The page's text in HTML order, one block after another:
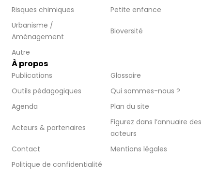
Risques chimiques
Petite enfance
Urbanisme /
Aménagement
Bioversité
Autre
À propos
Publications
Glossaire
Outils pédagogiques
Qui sommes-nous ?
Agenda
Plan du site
Acteurs & partenaires
Figurez dans l’annuaire des
acteurs
Contact
Mentions légales
Politique de confidentialité